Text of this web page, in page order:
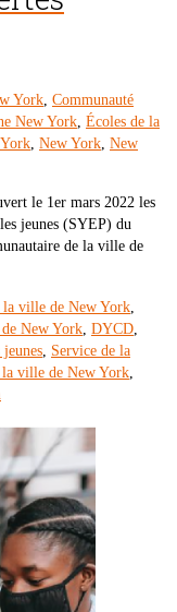
York, Communauté
New York, Écoles de la
, New York, New
le 1er mars 2022 les
jeunes (SYEP) du
de la ville de
la ville de New York,
New York, DYCD,
, Service de la
la ville de New York,